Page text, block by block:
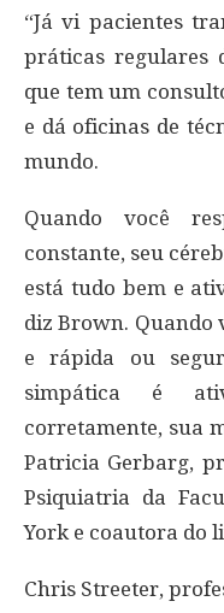
“Já vi pacientes
práticas regulares
que tem um
e dá oficinas de
mundo.
Quando você
constante, seu
está tudo bem e
diz Brown. Quando
e rápida ou
simpática é
corretamente, sua
Patricia Gerbarg,
Psiquiatria da
York e coautora do
Chris Streeter,